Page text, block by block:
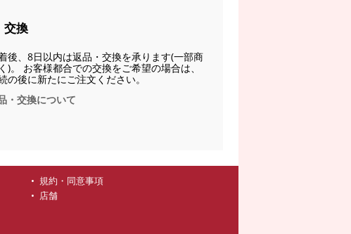
交換
後、8日以内は返品・交換を承ります(一部商
)。 お客様都合での交換をご希望の場合は、
の後に新たにご注文ください。
・交換について
規約・同意事項
店舗